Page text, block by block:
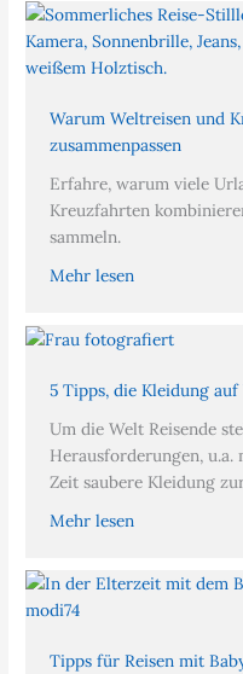
Warum Weltreisen und
zusammenpassen
Erfahre, warum viele
Kreuzfahrten
sammeln.
Mehr lesen
5 Tipps, die Kleidung
Um die Welt Reisende
Herausforderungen,
Zeit saubere Kleidung
Mehr lesen
Tipps für Reisen mit